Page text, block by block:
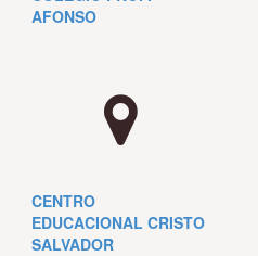
AFONSO
CENTRO
EDUCACIONAL CRISTO
SALVADOR